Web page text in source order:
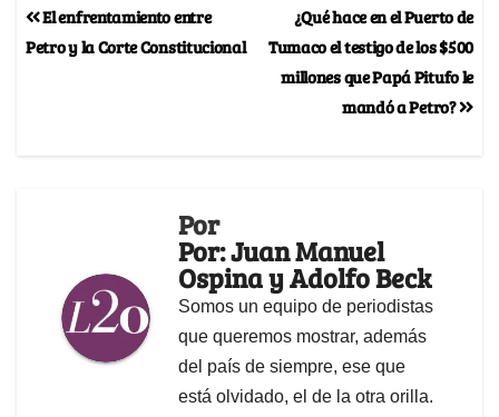
¿Qué hace en el Puerto de
Tumaco el testigo de los $500
millones que Papá Pitufo le
mandó a Petro?
El enfrentamiento entre
Petro y la Corte Constitucional
Por
Por: Juan Manuel
Ospina y Adolfo Beck
Somos un equipo de periodistas
que queremos mostrar, además
del país de siempre, ese que
está olvidado, el de la otra orilla.